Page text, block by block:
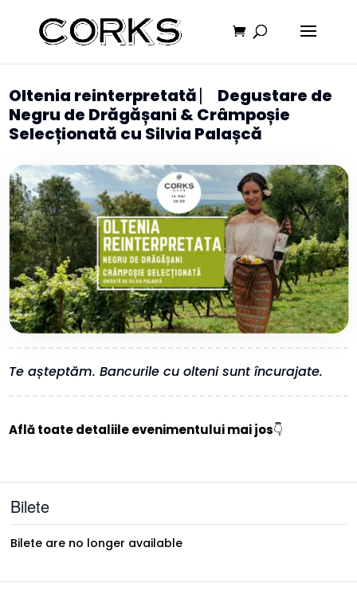
Oltenia reinterpretată ⎸ Degustare de
Negru de Drăgășani & Crâmpoșie
Selecționată cu Silvia Palașcă
Te așteptăm. Bancurile cu olteni sunt încurajate.
Află toate detaliile evenimentului mai jos👇
Bilete
Bilete are no longer available